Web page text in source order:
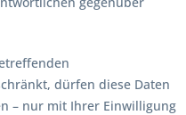
dürfen diese Daten
– nur mit Ihrer Einwilligung